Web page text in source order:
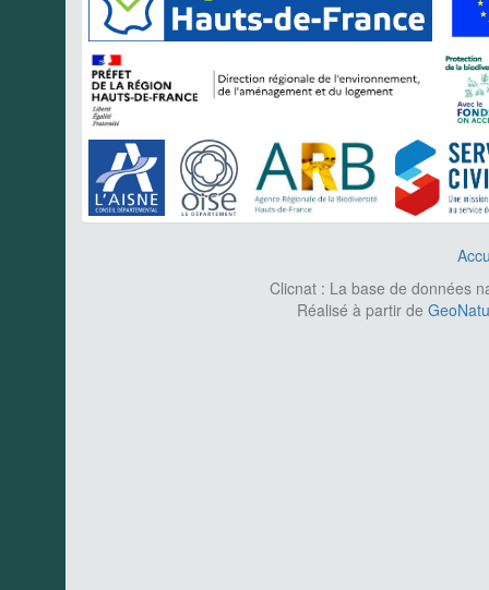
Clicnat : La base de données
Réalisé à partir de